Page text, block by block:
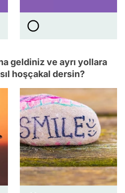
geldiniz ve ayrı yollara
hoşçakal dersin?